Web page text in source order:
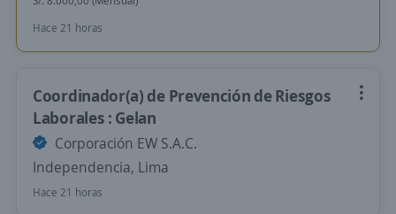
Hace 21 horas
Coordinador(a) de Prevención de Riesgos
Laborales : Gelan
Corporación EW S.A.C.
Independencia, Lima
Hace 21 horas